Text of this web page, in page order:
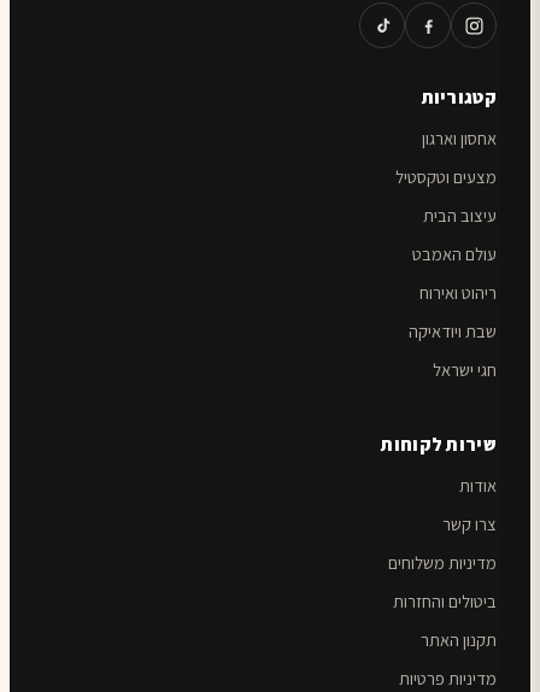
קטגוריות
אחסון וארגון
מצעים וטקסטיל
עיצוב הבית
עולם האמבט
ריהוט ואירוח
שבת ויודאיקה
חגי ישראל
שירות לקוחות
אודות
צרו קשר
מדיניות משלוחים
ביטולים והחזרות
תקנון האתר
מדיניות פרטיות